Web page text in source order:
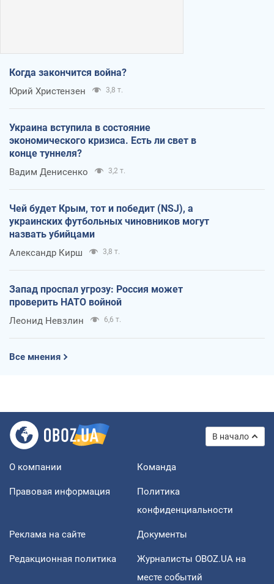
Когда закончится война?
Юрий Христензен 3,8 т.
Украина вступила в состояние
экономического кризиса. Есть ли свет в
конце туннеля?
Вадим Денисенко 3,2 т.
Чей будет Крым, тот и победит (NSJ), а
украинских футбольных чиновников могут
назвать убийцами
Александр Кирш 3,8 т.
Запад проспал угрозу: Россия может
проверить НАТО войной
Леонид Невзлин 6,6 т.
Все мнения
В начало
О компании Команда
Правовая информация
Политика
конфиденциальности
Реклама на сайте Документы
Редакционная политика
Журналисты OBOZ.UA на
месте событий